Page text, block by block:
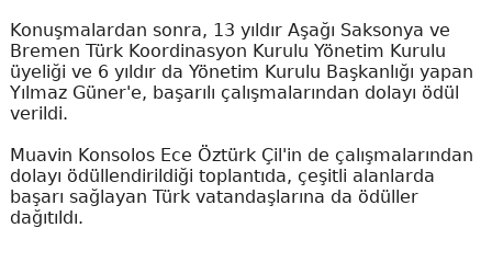
Konuşmalardan sonra, 13 yıldır Aşağı Saksonya ve
Bremen Türk Koordinasyon Kurulu Yönetim Kurulu
üyeliği ve 6 yıldır da Yönetim Kurulu Başkanlığı yapan
Yılmaz Güner'e, başarılı çalışmalarından dolayı ödül
verildi.
Muavin Konsolos Ece Öztürk Çil'in de çalışmalarından
dolayı ödüllendirildiği toplantıda, çeşitli alanlarda
başarı sağlayan Türk vatandaşlarına da ödüller
dağıtıldı.